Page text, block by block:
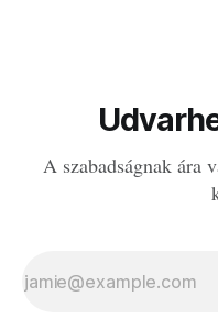
A szabadságnak ára